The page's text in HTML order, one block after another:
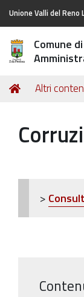
Unione Valli del Reno
Comune
Tu
Home
Altri
>